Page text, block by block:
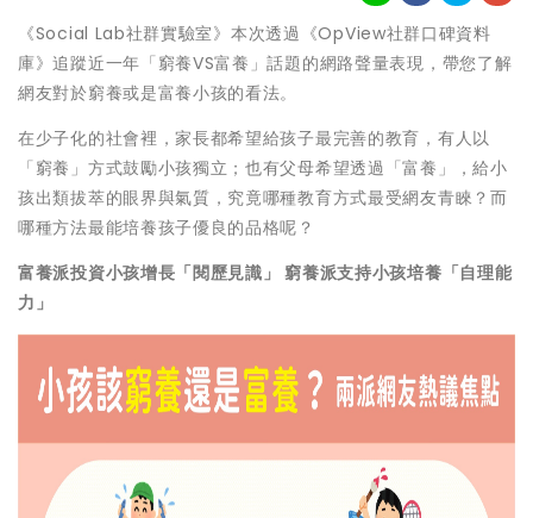
《Social Lab社群實驗室》本次透過《OpView社群口碑資料
庫》追蹤近一年「窮養VS富養」話題的網路聲量表現，帶您了解
網友對於窮養或是富養小孩的看法。
在少子化的社會裡，家長都希望給孩子最完善的教育，有人以
「窮養」方式鼓勵小孩獨立；也有父母希望透過「富養」，給小
孩出類拔萃的眼界與氣質，究竟哪種教育方式最受網友青睞？而
哪種方法最能培養孩子優良的品格呢？
富養派投資小孩增長「閱歷見識」 窮養派支持小孩培養「自理能
力」